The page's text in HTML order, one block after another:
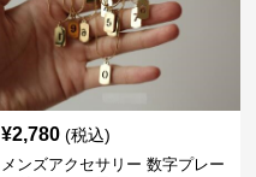
¥2,780 (税込)
メンズアクセサリー 数字プレー